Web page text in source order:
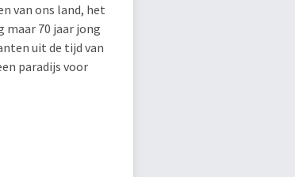
van ons land, het
maar 70 jaar jong
uit de tijd van
paradijs voor